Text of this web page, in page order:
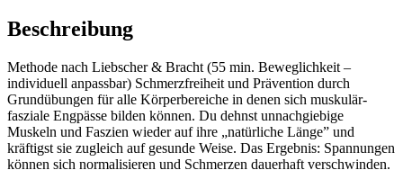
Beschreibung
Methode nach Liebscher & Bracht (55 min. Beweglichkeit –
individuell anpassbar) Schmerzfreiheit und Prävention durch
Grundübungen für alle Körperbereiche in denen sich muskulär-
fasziale Engpässe bilden können. Du dehnst unnachgiebige
Muskeln und Faszien wieder auf ihre „natürliche Länge” und
kräftigst sie zugleich auf gesunde Weise. Das Ergebnis: Spannungen
können sich normalisieren und Schmerzen dauerhaft verschwinden.